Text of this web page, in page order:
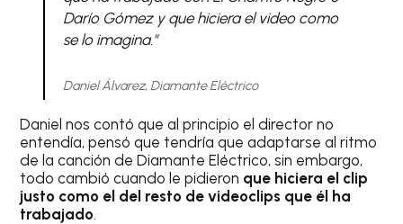
Darío Gómez y que hiciera el video como
se lo imagina."
Daniel Álvarez, Diamante Eléctrico
Daniel nos contó que al principio el director no
entendía, pensó que tendría que adaptarse al ritmo
de la canción de Diamante Eléctrico, sin embargo,
todo cambió cuando le pidieron que hiciera el clip
justo como el del resto de videoclips que él ha
trabajado.